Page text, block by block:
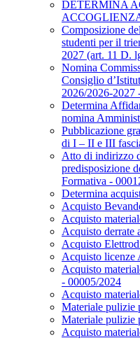
DETERMINA
Composizione
studenti per il
2027 (art. 11 D.
Nomina
Consiglio
2026/2026-2027
Determina
nomina
Pubblicazione
di I – II e III
Atto di indirizzo
predisposizione
Formativa -
Determina
Acquisto
Acquisto
Acquisto derrate
Acquisto
Acquisto licenze
Acquisto
- 00005/2024
Acquisto
Materiale pulizie
Materiale pulizie
Acquisto